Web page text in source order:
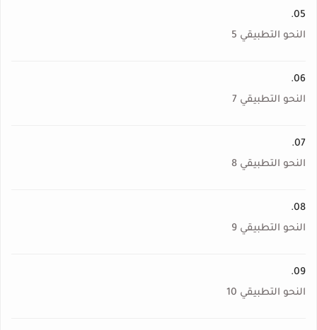
05.
النحو التطبيقي 5
06.
النحو التطبيقي 7
07.
النحو التطبيقي 8
08.
النحو التطبيقي 9
09.
النحو التطبيقي 10